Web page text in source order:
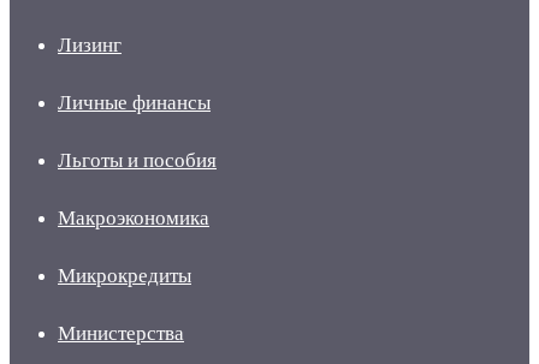
Лизинг
Личные финансы
Льготы и пособия
Макроэкономика
Микрокредиты
Министерства